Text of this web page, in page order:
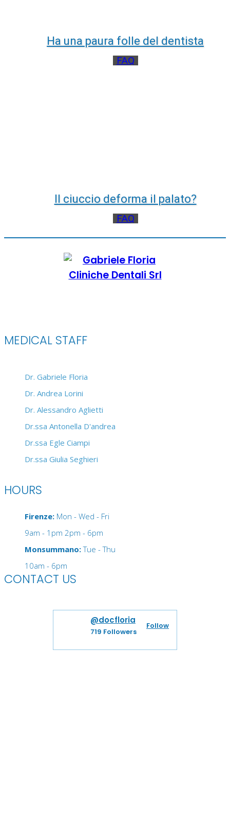
Ha una paura folle del dentista
FAQ
Il ciuccio deforma il palato?
FAQ
MEDICAL STAFF
Dr. Gabriele Floria
Dr. Andrea Lorini
Dr. Alessandro Aglietti
Dr.ssa Antonella D'andrea
Dr.ssa Egle Ciampi
Dr.ssa Giulia Seghieri
HOURS
Firenze: Mon - Wed - Fri
9am - 1pm 2pm - 6pm
Monsummano:Tue - Thu
10am - 6pm
CONTACT US
@docfloria
719 Followers
Follow